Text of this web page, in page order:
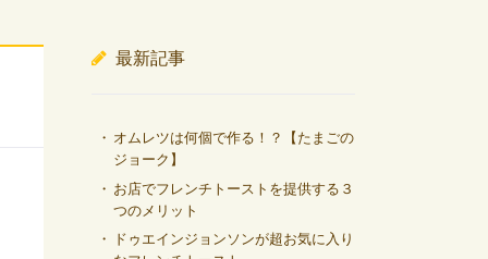
最新記事
オムレツは何個で作る！？【たまごの
ジョーク】
お店でフレンチトーストを提供する３
つのメリット
ドゥエインジョンソンが超お気に入り